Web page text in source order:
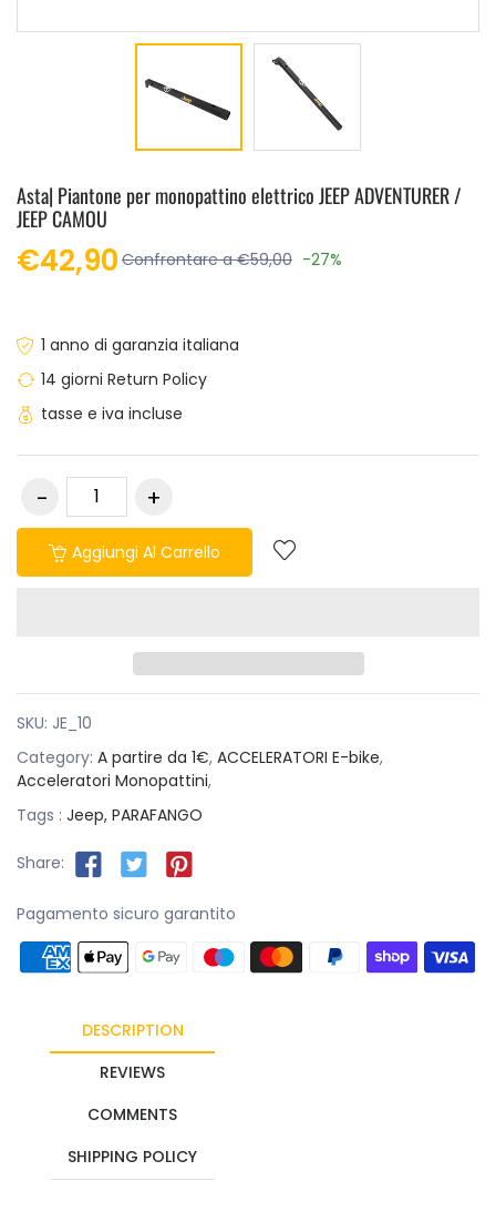
Asta| Piantone per monopattino elettrico JEEP ADVENTURER /
JEEP CAMOU
€42,90 Confrontare a €59,00 -27%
1 anno di garanzia italiana
14 giorni Return Policy
tasse e iva incluse
Aggiungi Al Carrello
SKU: JE_10
Category: A partire da 1€, ACCELERATORI E-bike,
Acceleratori Monopattini,
Tags : Jeep, PARAFANGO
Share:
Pagamento sicuro garantito
DESCRIPTION
REVIEWS
COMMENTS
SHIPPING POLICY